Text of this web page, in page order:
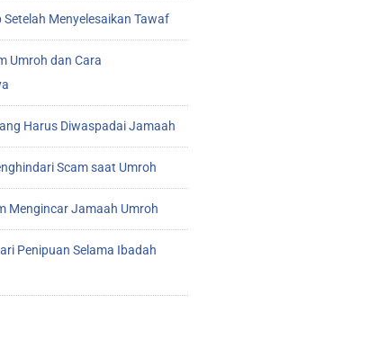
Setelah Menyelesaikan Tawaf
Umroh dan Cara
Harus Diwaspadai Jamaah
Scam saat Umroh
Mengincar Jamaah Umroh
Penipuan Selama Ibadah